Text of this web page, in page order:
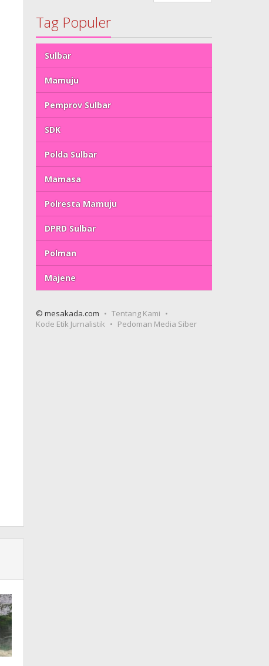
Tag Populer
Sulbar
Mamuju
Pemprov Sulbar
SDK
Polda Sulbar
Mamasa
Polresta Mamuju
DPRD Sulbar
Polman
Majene
© mesakada.com
Tentang Kami
Kode Etik Jurnalistik
Pedoman Media Siber